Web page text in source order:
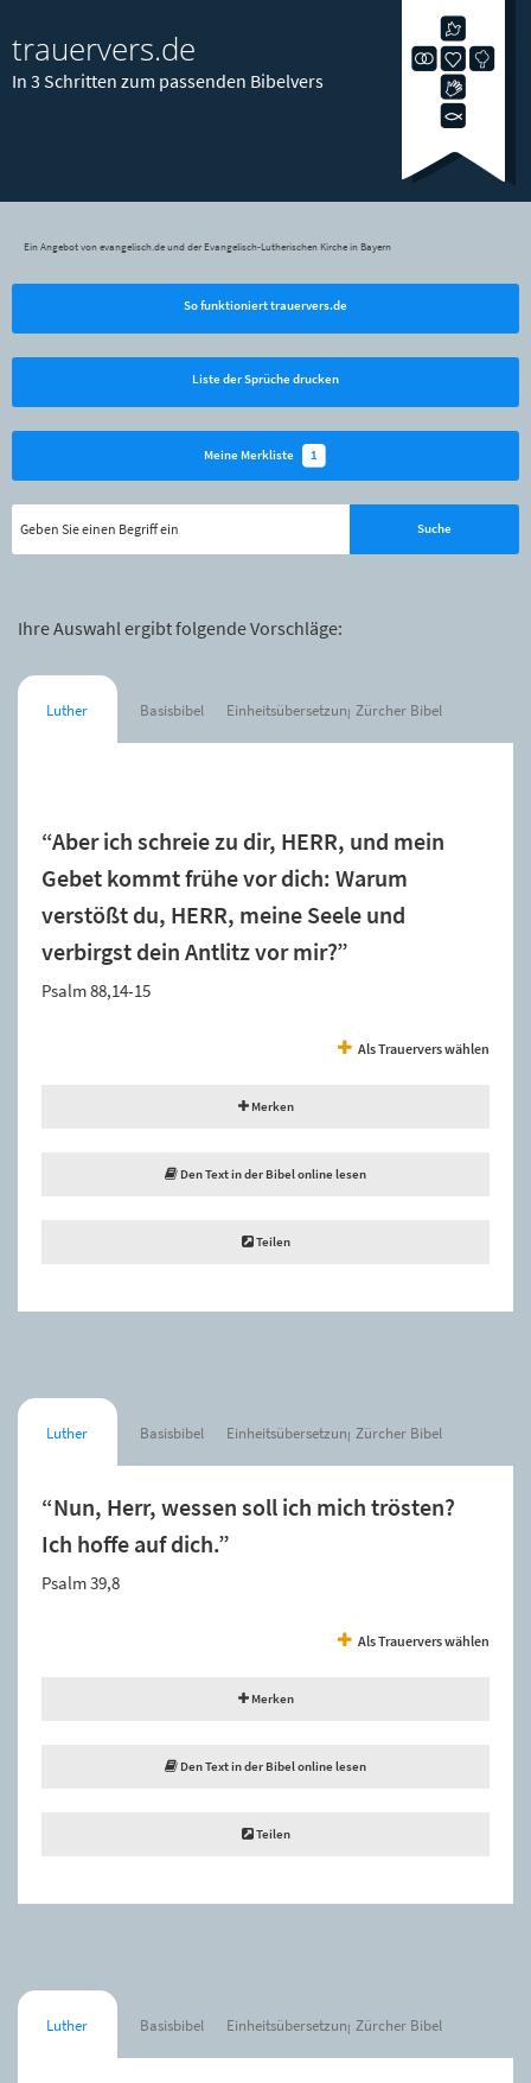
trauervers.de
In 3 Schritten zum passenden Bibelvers
Ein Angebot von evangelisch.de und der Evangelisch-Lutherischen Kirche in Bayern
So funktioniert trauervers.de
Liste der Sprüche drucken
Meine Merkliste 1
Ihre Auswahl ergibt folgende Vorschläge:
Luther Basisbibel Einheitsübersetzung Zürcher Bibel
“Aber ich schreie zu dir, HERR, und mein
Gebet kommt frühe vor dich: Warum
verstößt du, HERR, meine Seele und
verbirgst dein Antlitz vor mir?”
Psalm 88,14-15
Als Trauervers wählen
Merken
Den Text in der Bibel online lesen
Teilen
Luther Basisbibel Einheitsübersetzung Zürcher Bibel
“Nun, Herr, wessen soll ich mich trösten?
Ich hoffe auf dich.”
Psalm 39,8
Als Trauervers wählen
Merken
Den Text in der Bibel online lesen
Teilen
Luther Basisbibel Einheitsübersetzung Zürcher Bibel